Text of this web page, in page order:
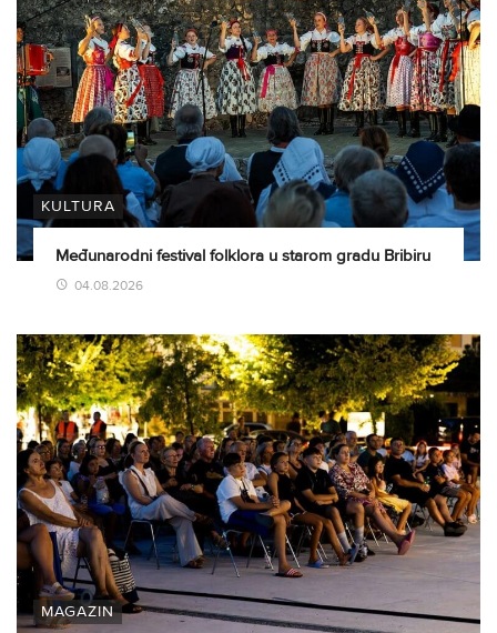
KULTURA
Međunarodni festival folklora u starom gradu Bribiru
04.08.2026
MAGAZIN